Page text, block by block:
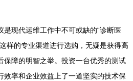
是现代运维工作中不可或缺的“诊断医
样的专业渠道进行选购，无疑是获得高
保障的明智之举。投资一台优秀的测试
效率和企业效益上了一道坚实的技术保